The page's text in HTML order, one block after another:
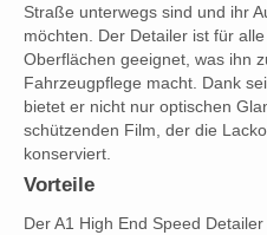
Straße unterwegs sind und ihr
möchten. Der Detailer ist für
Oberflächen geeignet, was ihn
Fahrzeugpflege macht. Dank
bietet er nicht nur optischen
schützenden Film, der die
konserviert.
Vorteile
Der A1 High End Speed